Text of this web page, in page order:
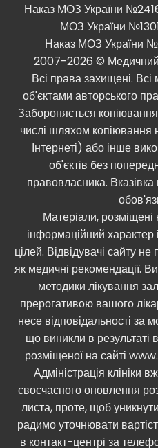
Наказ МОЗ України
МОЗ України
Наказ МОЗ України
2007-2026 © Медичний
Всі права захищені. Всі
об'єктами авторського
Забороняється
числі шляхом копіювання
Інтернеті) або інше
об'єктів без
правовласника.
Матеріали, розміщені
інформаційний характер
цілей. Відвідувачі сайту
як медичні рекомендації.
методики лікування
прерогативою вашого
несе відповідальності за
що виникли в результаті
розміщеної на сайті
Адміністрація клініки
своєчасного оновлення
листа, проте, щоб
радимо уточнювати
в контакт-центрі за